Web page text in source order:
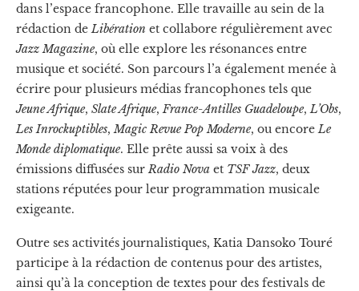
dans l’espace francophone. Elle travaille au sein de la
rédaction deLibération et collabore régulièrement avec
Jazz Magazine, où elle explore les résonances entre
musique et société. Son parcours l’a également menée à
écrire pour plusieurs médias francophones tels que
Jeune Afrique, Slate Afrique,France-Antilles Guadeloupe,L’Obs,
Les Inrockuptibles,Magic Revue Pop Moderne, ou encoreLe
Monde diplomatique. Elle prête aussi sa voix à des
émissions diffusées surRadio Nova et TSF Jazz, deux
stations réputées pour leur programmation musicale
exigeante.
Outre ses activités journalistiques, Katia Dansoko Touré
participe à la rédaction de contenus pour des artistes,
ainsi qu’à la conception de textes pour des festivals de